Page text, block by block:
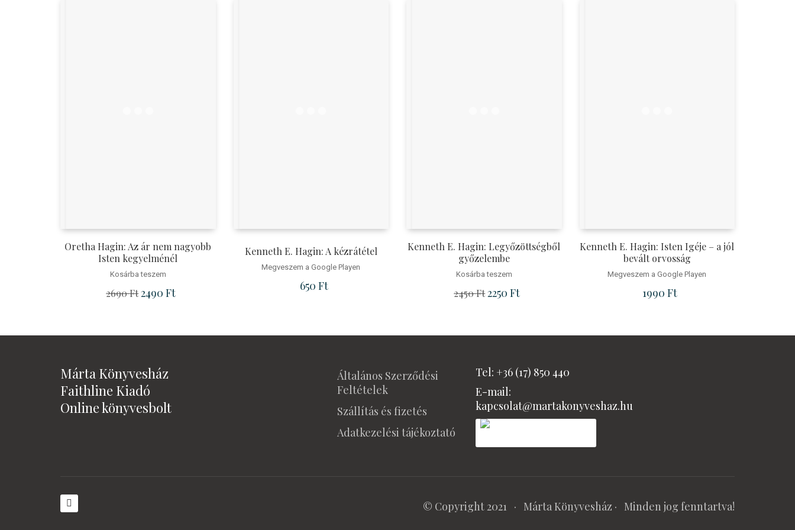
Oretha Hagin: Az ár nem nagyobb
Isten kegyelménél
Kosárba teszem
2690FtOriginal price was: 2690 Ft.
2490FtCurrent price is: 2490 Ft.
Kenneth E. Hagin: A kézrátétel
Megveszem a Google Playen
650 Ft
Kenneth E. Hagin: Legyőzöttségből
győzelembe
Kosárba teszem
2450FtOriginal price was: 2450 Ft.
2250FtCurrent price is: 2250 Ft.
Kenneth E. Hagin: Isten Igéje – a jól
bevált orvosság
Megveszem a Google Playen
1990Ft
Márta Könyvesház
Faithline Kiadó
Online könyvesbolt
Általános Szerződési
Feltételek
Szállítás és fizetés
Adatkezelési tájékoztató
Tel: +36 (17) 850 440
E-mail:
kapcsolat@martakonyveshaz.hu
© Copyright 2021 · Márta Könyvesház · Minden jog fenntartva!